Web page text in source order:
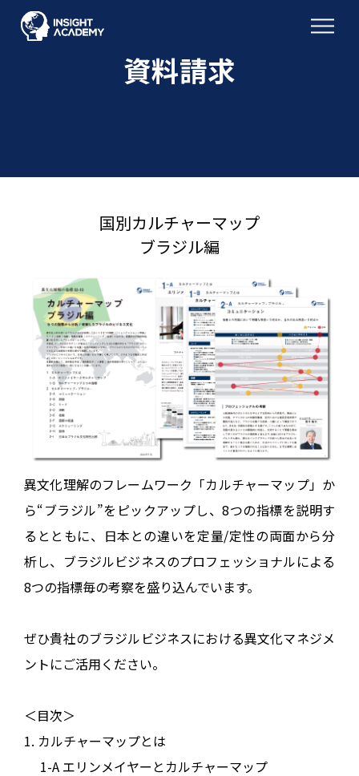
資料請求
国別カルチャーマップ
ブラジル編
異⽂化理解のフレームワーク「カルチャーマップ」か
ら“ブラジル”をピックアップし、8つの指標を説明す
るとともに、日本との違いを定量/定性の両面から分
析し、ブラジルビジネスのプロフェッショナルによる
8つの指標毎の考察を盛り込んでいます。
ぜひ貴社のブラジルビジネスにおける異文化マネジメ
ントにご活用ください。
＜目次＞
1. カルチャーマップとは
1-A エリンメイヤーとカルチャーマップ